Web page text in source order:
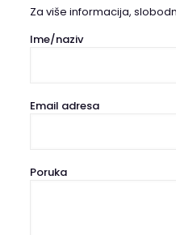
Za više informacija,
Ime/naziv
Email adresa
Poruka